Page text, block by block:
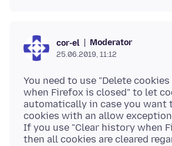
cor-el Moderator
25.06.2019, 11:12
You need to use "Delete
when Firefox is closed" to let
automatically in case you want
cookies with an allow
If you use "Clear history when
then all cookies are cleared